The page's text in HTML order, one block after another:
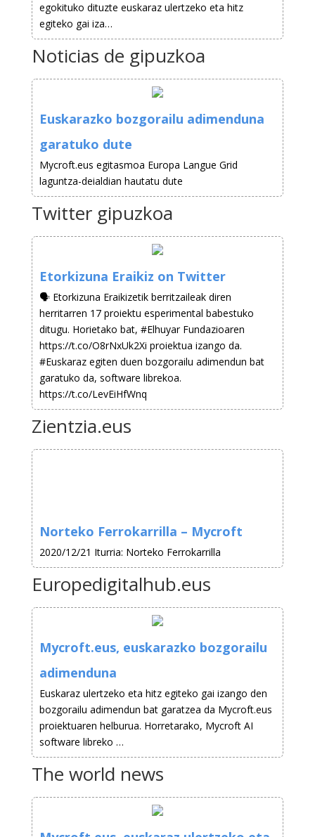
egokituko dituzte euskaraz ulertzeko eta hitz
egiteko gai iza…
Noticias de gipuzkoa
Euskarazko bozgorailu adimenduna
garatuko dute
Mycroft.eus egitasmoa Europa Langue Grid
laguntza-deialdian hautatu dute
Twitter gipuzkoa
Etorkizuna Eraikiz on Twitter
🗣️ Etorkizuna Eraikizetik berritzaileak diren
herritarren 17 proiektu esperimental babestuko
ditugu. Horietako bat, #Elhuyar Fundazioaren
https://t.co/O8rNxUk2Xi proiektua izango da.
#Euskaraz egiten duen bozgorailu adimendun bat
garatuko da, software librekoa.
https://t.co/LevEiHfWnq
Zientzia.eus
Norteko Ferrokarrilla – Mycroft
2020/12/21 Iturria: Norteko Ferrokarrilla
Europedigitalhub.eus
Mycroft.eus, euskarazko bozgorailu
adimenduna
Euskaraz ulertzeko eta hitz egiteko gai izango den
bozgorailu adimendun bat garatzea da Mycroft.eus
proiektuaren helburua. Horretarako, Mycroft AI
software libreko …
The world news